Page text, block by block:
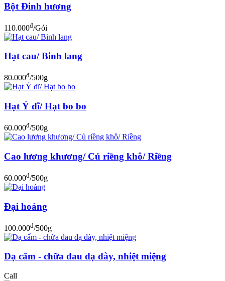
Bột Đinh hương
110.000đ/Gói
Hạt cau/ Binh lang
80.000đ/500g
Hạt Ý dĩ/ Hạt bo bo
60.000đ/500g
Cao lương khương/ Củ riềng khô/ Riềng
60.000đ/500g
Đại hoàng
100.000đ/500g
Dạ cẩm - chữa đau dạ dày, nhiệt miệng
Call